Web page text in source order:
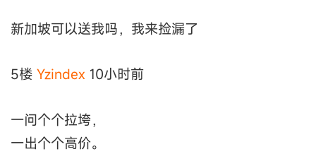
新加坡可以送我吗，我来捡漏了
5楼 Yzindex 10小时前
一问个个拉垮，
一出个个高价。